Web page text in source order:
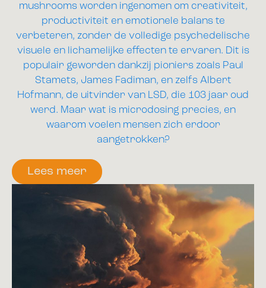
mushrooms worden ingenomen om creativiteit,
productiviteit en emotionele balans te
verbeteren, zonder de volledige psychedelische
visuele en lichamelijke effecten te ervaren. Dit is
populair geworden dankzij pioniers zoals Paul
Stamets, James Fadiman, en zelfs Albert
Hofmann, de uitvinder van LSD, die 103 jaar oud
werd. Maar wat is microdosing precies, en
waarom voelen mensen zich erdoor
aangetrokken?
Lees meer